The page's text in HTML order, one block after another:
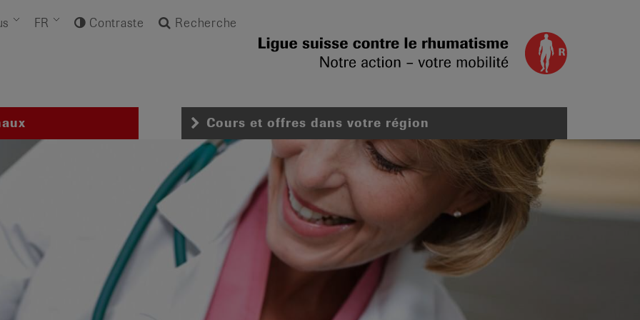
FR Contraste Recherche
Cours et offres dans votre région